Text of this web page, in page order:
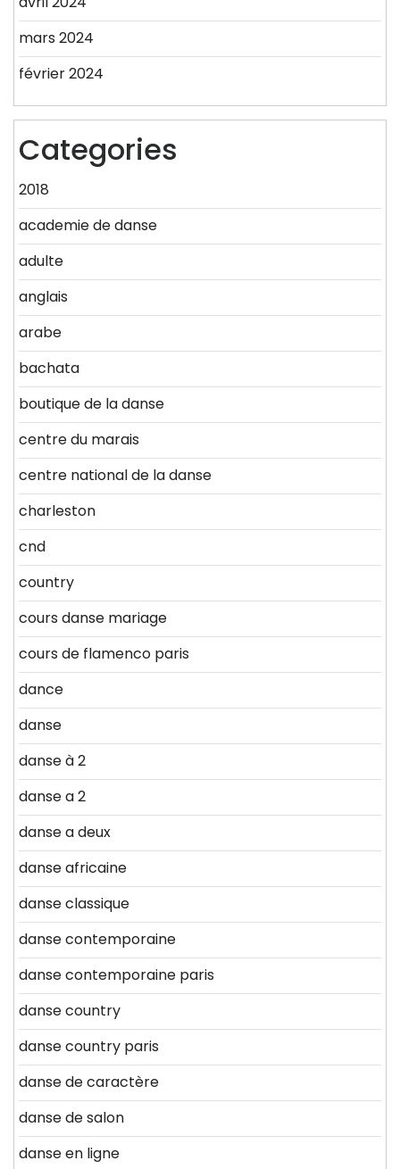
mars 2024
février 2024
Categories
2018
academie de danse
adulte
anglais
arabe
bachata
boutique de la danse
centre du marais
centre national de la danse
charleston
cnd
country
cours danse mariage
cours de flamenco paris
dance
danse
danse à 2
danse a 2
danse a deux
danse africaine
danse classique
danse contemporaine
danse contemporaine paris
danse country
danse country paris
danse de caractère
danse de salon
danse en ligne